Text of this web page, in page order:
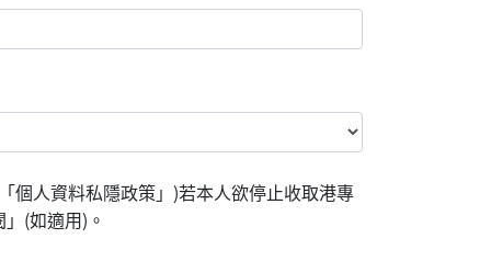
個人資料私隱政策」)若本人欲停止收取港專
(如適用)。